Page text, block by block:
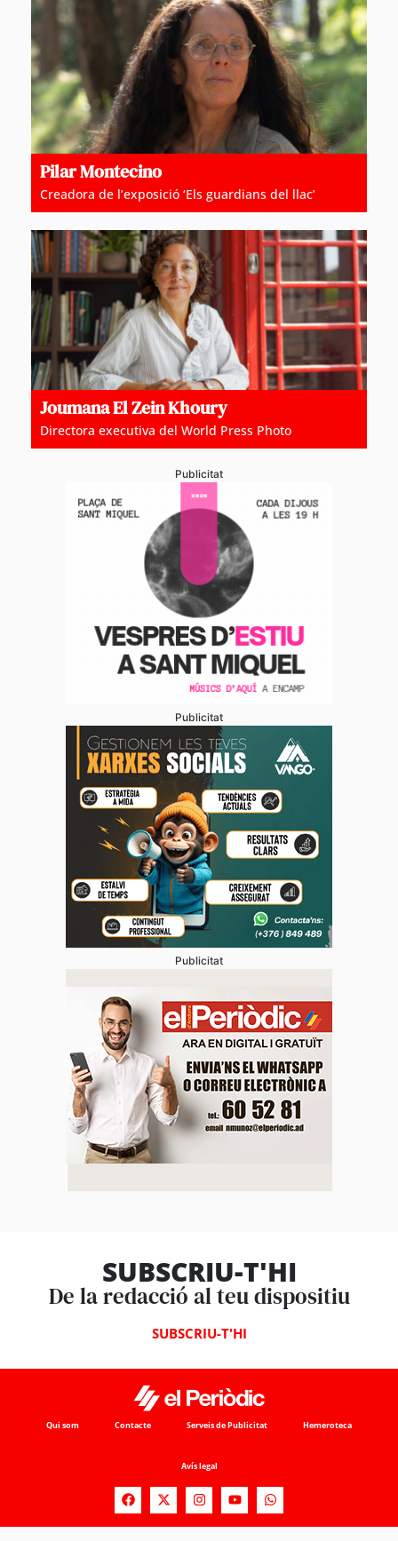
Pilar Montecino
Creadora de l’exposició ‘Els guardians del llac’
Joumana El Zein Khoury
Directora executiva del World Press Photo
Publicitat
Publicitat
Publicitat
SUBSCRIU-T'HI
De la redacció al teu dispositiu
SUBSCRIU-T'HI
Qui som Contacte Serveis de Publicitat Hemeroteca
Avís legal